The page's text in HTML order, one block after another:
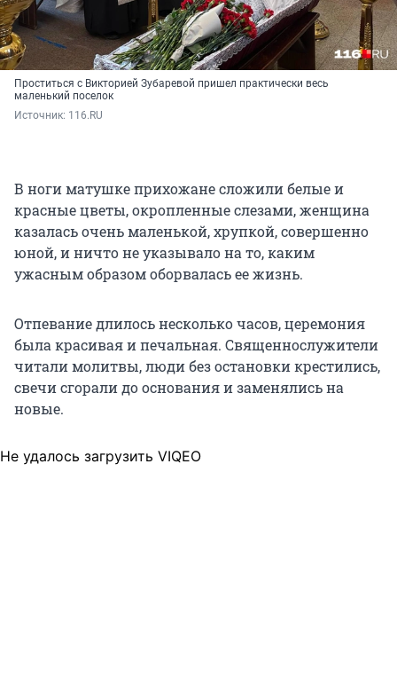
Проститься с Викторией Зубаревой пришел практически весь
маленький поселок
Источник: 116.RU
В ноги матушке прихожане сложили белые и
красные цветы, окропленные слезами, женщина
казалась очень маленькой, хрупкой, совершенно
юной, и ничто не указывало на то, каким
ужасным образом оборвалась ее жизнь.
Отпевание длилось несколько часов, церемония
была красивая и печальная. Священнослужители
читали молитвы, люди без остановки крестились,
свечи сгорали до основания и заменялись на
новые.
Не удалось загрузить VIQEO